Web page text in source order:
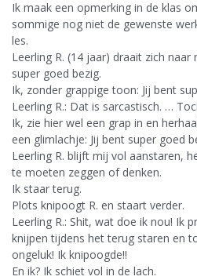
Ik maak een opmerking in de klas
sommige nog niet de gewenste
les.
Leerling R. (14 jaar) draait zich
super goed bezig.
Ik, zonder grappige toon: Jij bent
Leerling R.: Dat is sarcastisch. …
Ik, zie hier wel een grap in en
een glimlachje: Jij bent super goed
Leerling R. blijft mij vol aanstaren,
te moeten zeggen of denken.
Ik staar terug.
Plots knipoogt R. en staart verder.
Leerling R.: Shit, wat doe ik nou! Ik
knijpen tijdens het terug staren en
ongeluk! Ik knipoogde!!
En ik? Ik schiet vol in de lach.